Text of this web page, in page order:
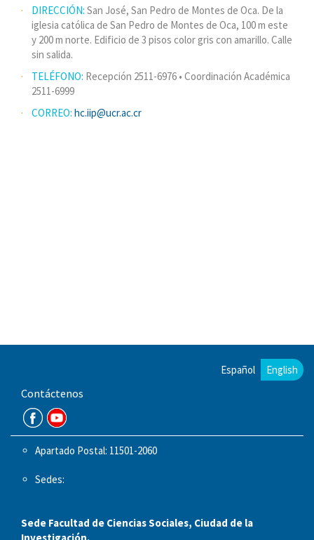
DIRECCIÓN: San José, San Pedro de Montes de Oca. De la
iglesia católica de San Pedro de Montes de Oca, 100 m este
y 200 m norte. Edificio de 3 pisos color gris con amarillo. Calle
sin salida.
TELÉFONO: Recepción 2511-6976 • Coordinación Académica
2511-6999
CORREO: hc.iip@ucr.ac.cr
Español English
Contáctenos
Apartado Postal: 11501-2060
Sedes:
Sede Facultad de Ciencias Sociales, Ciudad de la